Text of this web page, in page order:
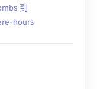
到
hours